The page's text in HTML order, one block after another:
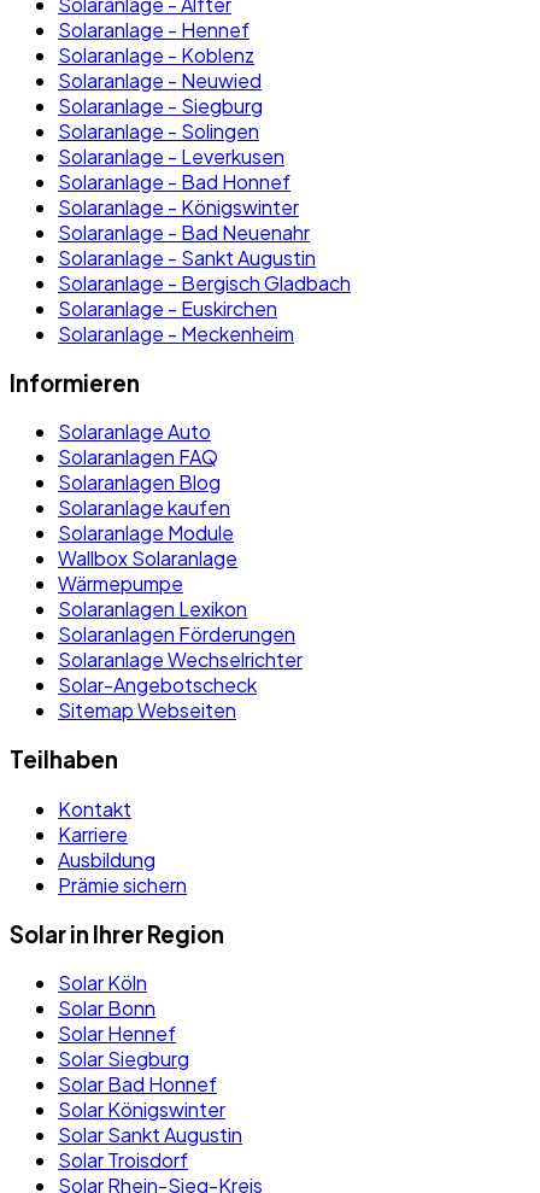
Solaranlage - Hennef
Solaranlage - Koblenz
Solaranlage - Neuwied
Solaranlage - Siegburg
Solaranlage - Solingen
Solaranlage - Leverkusen
Solaranlage - Bad Honnef
Solaranlage - Königswinter
Solaranlage - Bad Neuenahr
Solaranlage - Sankt Augustin
Solaranlage - Bergisch Gladbach
Solaranlage - Euskirchen
Solaranlage - Meckenheim
Informieren
Solaranlage Auto
Solaranlagen FAQ
Solaranlagen Blog
Solaranlage kaufen
Solaranlage Module
Wallbox Solaranlage
Wärmepumpe
Solaranlagen Lexikon
Solaranlagen Förderungen
Solaranlage Wechselrichter
Solar-Angebotscheck
Sitemap Webseiten
Teilhaben
Kontakt
Karriere
Ausbildung
Prämie sichern
Solar in Ihrer Region
Solar Köln
Solar Bonn
Solar Hennef
Solar Siegburg
Solar Bad Honnef
Solar Königswinter
Solar Sankt Augustin
Solar Troisdorf
Solar Rhein-Sieg-Kreis